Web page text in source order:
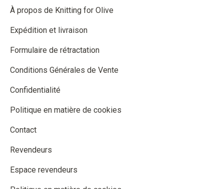
À propos de Knitting for Olive
Expédition et livraison
Formulaire de rétractation
Conditions Générales de Vente
Confidentialité
Politique en matière de cookies
Contact
Revendeurs
Espace revendeurs